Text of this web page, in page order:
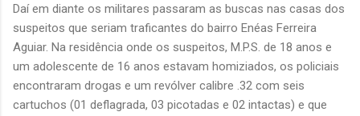
Daí em diante os militares passaram as buscas nas casas dos
suspeitos que seriam traficantes do bairro Enéas Ferreira
Aguiar. Na residência onde os suspeitos, M.P.S. de 18 anos e
um adolescente de 16 anos estavam homiziados, os policiais
encontraram drogas e um revólver calibre .32 com seis
cartuchos (01 deflagrada, 03 picotadas e 02 intactas) e que